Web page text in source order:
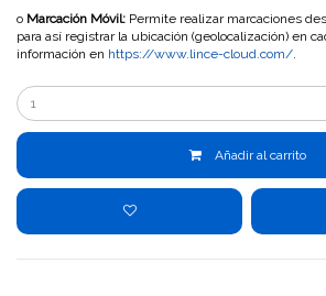
o Marcación Móvil: Permite realizar marcaciones
para así registrar la ubicación (geolocalización) en
información en https://www.lince-cloud.com/
Añadir al carrito